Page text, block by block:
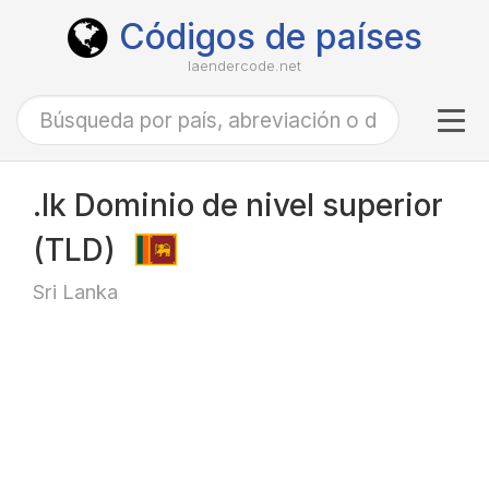
Códigos de países
laendercode.net
.lk Dominio de nivel superior
(TLD)
Sri Lanka